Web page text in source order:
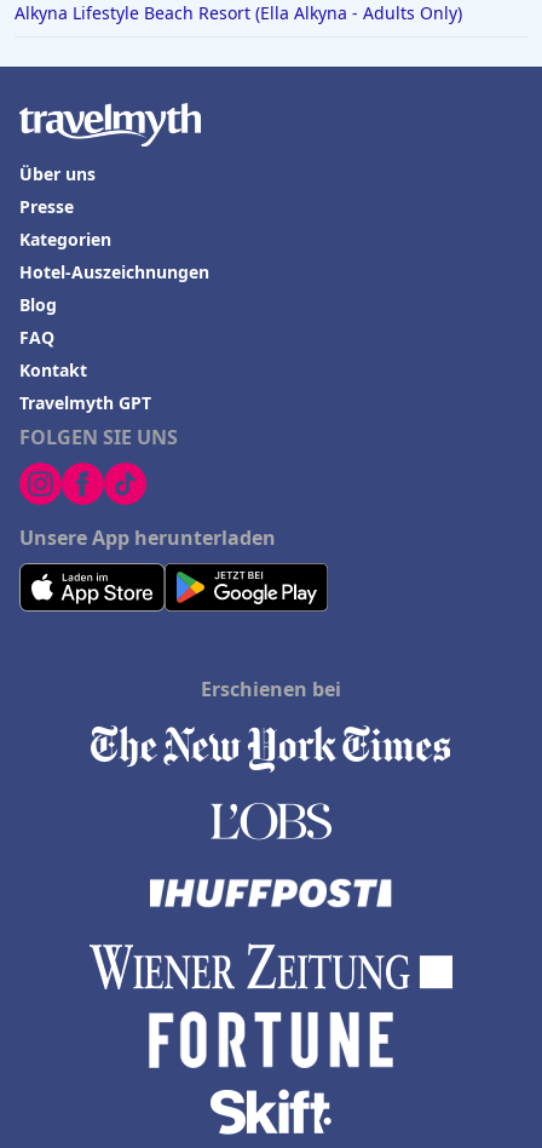
Alkyna Lifestyle Beach Resort (Ella Alkyna - Adults Only)
FOLGEN SIE UNS
Unsere App herunterladen
Über uns
Presse
Kategorien
Hotel-Auszeichnungen
Blog
FAQ
Kontakt
Travelmyth GPT
Erschienen bei